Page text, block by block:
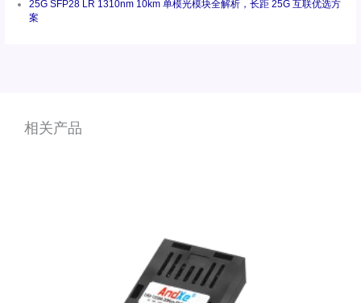
25G SFP28 LR 1310nm 10km 单模光模块全解析，长距 25G 互联优选方
案
相关产品